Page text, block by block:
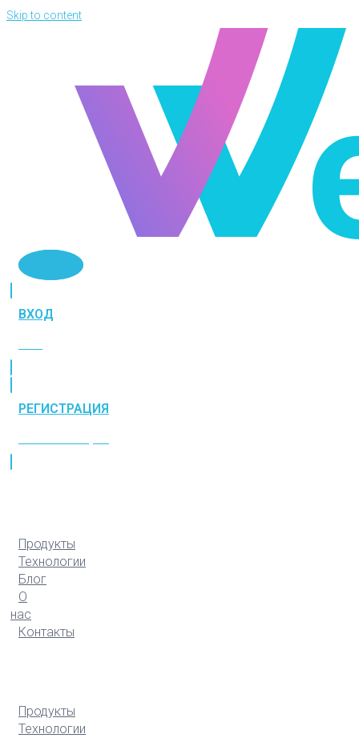
Skip to content
ВХОД
РЕГИСТРАЦИЯ
Продукты
Технологии
Блог
О
нас
Контакты
Продукты
Технологии